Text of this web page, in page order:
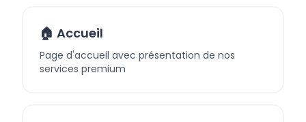
🏠 Accueil
Page d'accueil avec présentation de nos
services premium